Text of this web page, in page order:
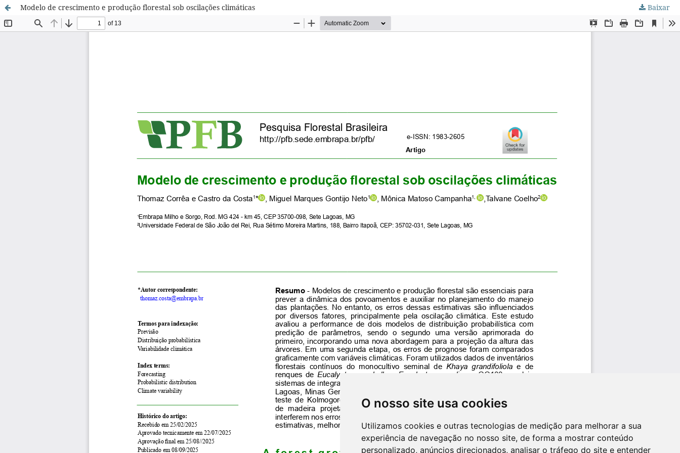
O nosso site usa cookies
Utilizamos cookies e outras tecnologias de medição para melhorar a sua
experiência de navegação no nosso site, de forma a mostrar conteúdo
personalizado, anúncios direcionados, analisar o tráfego do site e entender
Modelo de crescimento e produção florestal sob oscilações climáticas Baixar